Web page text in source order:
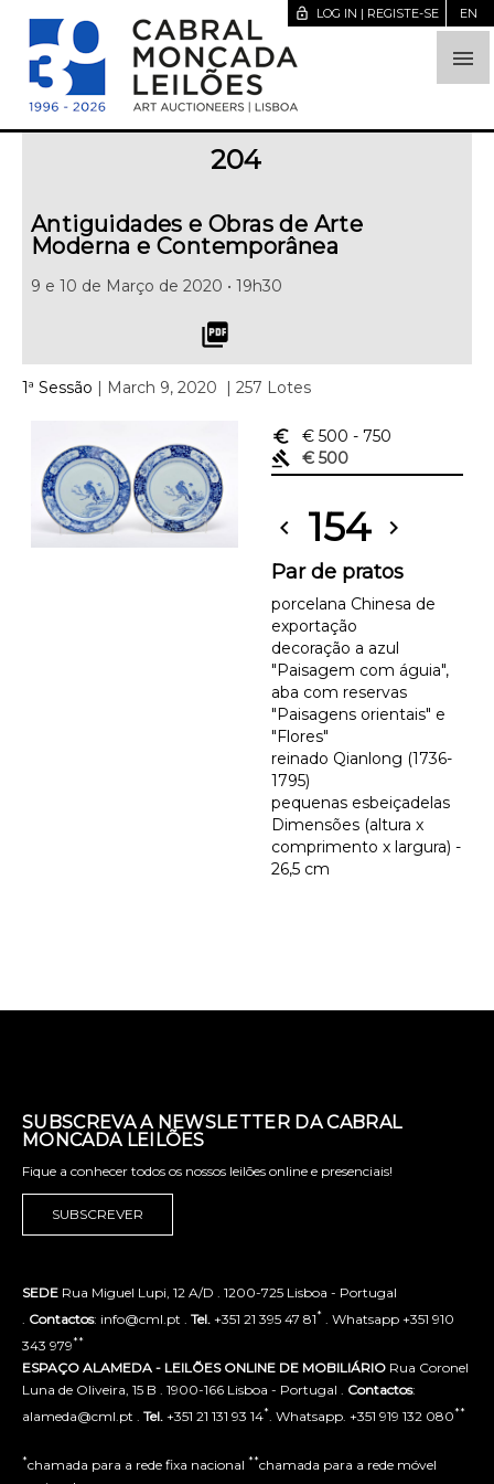

lock_open LOG IN | REGISTE-SE EN
204
Antiguidades e Obras de Arte
Moderna e Contemporânea
9 e 10 de Março de 2020 • 19h30
picture_as_pdf
1ª Sessão | March 9, 2020 | 257 Lotes
euro_symbol € 500 - 750
gavel
€ 500
chevron_left 154 chevron_right
Par de pratos
porcelana Chinesa de
exportação
decoração a azul
"Paisagem com águia",
aba com reservas
"Paisagens orientais" e
"Flores"
reinado Qianlong (1736-
1795)
pequenas esbeiçadelas
Dimensões (altura x
comprimento x largura) -
26,5 cm
SUBSCREVA A NEWSLETTER DA CABRAL
MONCADA LEILÕES
Fique a conhecer todos os nossos leilões online e presenciais!
SUBSCREVER
SEDE Rua Miguel Lupi, 12 A/D . 1200-725 Lisboa - Portugal
Contactos: info@cml.pt . Tel. +351 21 395 47 81* . Whatsapp +351 910
343 979**
ESPAÇO ALAMEDA - LEILÕES ONLINE DE MOBILIÁRIO Rua Coronel
Luna de Oliveira, 15 B . 1900-166 Lisboa - Portugal . Contactos:
alameda@cml.pt . Tel. +351 21 131 93 14* . Whatsapp. +351 919 132 080**
*chamada para a rede fixa nacional **chamada para a rede móvel